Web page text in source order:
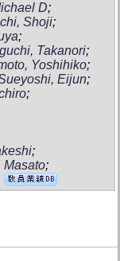
D;
Shoji;
;
Takanori;
Yoshihiko;
Eijun;
;
;
Masato;